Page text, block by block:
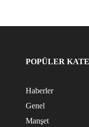
POPÜLER
Haberler
Genel
Manşet